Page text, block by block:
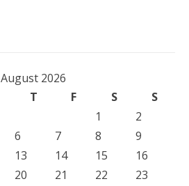
August 2026
T F S
S
1
2
6 7 8
9
13 14 15
16
20 21 22
23